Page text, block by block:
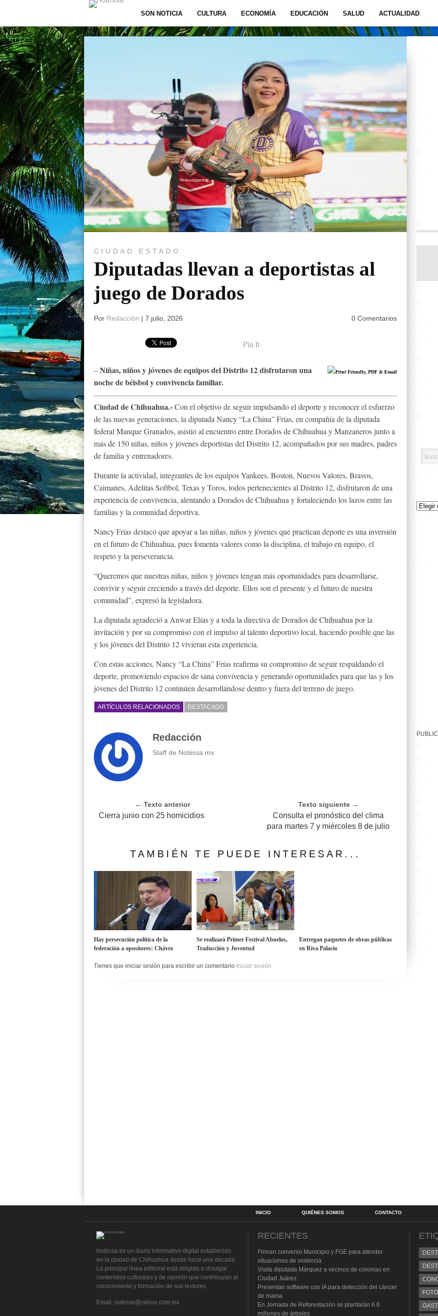
SON NOTICIA CULTURA ECONOMÍA EDUCACIÓN SALUD ACTUALIDAD
CIUDAD ESTADO
Diputadas llevan a deportistas al
juego de Dorados
Por Redacción | 7 julio, 2026 0 Comentarios
Pin It
–Niñas, niños y jóvenes de equipos del Distrito 12 disfrutaron una
noche de béisbol y convivencia familiar.
Ciudad de Chihuahua.-Con el objetivo de seguir impulsando el deporte y reconocer el esfuerzo
de las nuevas generaciones, la diputada Nancy “La China” Frías, en compañía de la diputada
federal Manque Granados, asistió al encuentro entre Dorados de Chihuahua y Manzaneros junto a
más de 150 niñas, niños y jóvenes deportistas del Distrito 12, acompañados por sus madres, padres
de familia y entrenadores.
Durante la actividad, integrantes de los equipos Yankees, Boston, Nuevos Valores, Bravos,
Caimanes, Adelitas Softbol, Texas y Toros, todos pertenecientes al Distrito 12, disfrutaron de una
experiencia de convivencia, alentando a Dorados de Chihuahua y fortaleciendo los lazos entre las
familias y la comunidad deportiva.
Nancy Frías destacó que apoyar a las niñas, niños y jóvenes que practican deporte es una inversión
en el futuro de Chihuahua, pues fomenta valores como la disciplina, el trabajo en equipo, el
respeto y la perseverancia.
“Queremos que nuestras niñas, niños y jóvenes tengan más oportunidades para desarrollarse,
convivir y seguir creciendo a través del deporte. Ellos son el presente y el futuro de nuestra
comunidad”, expresó la legisladora.
La diputada agradeció a Anwar Elías y a toda la directiva de Dorados de Chihuahua por la
invitación y por su compromiso con el impulso al talento deportivo local, haciendo posible que las
y los jóvenes del Distrito 12 vivieran esta experiencia.
Con estas acciones, Nancy “La China” Frías reafirma su compromiso de seguir respaldando el
deporte, promoviendo espacios de sana convivencia y generando oportunidades para que las y los
jóvenes del Distrito 12 continúen desarrollándose dentro y fuera del terreno de juego.
ARTÍCULOS RELACIONADOS DESTACADO
Redacción
Staff de Notiissa.mx
← Texto anterior
Cierra junio con 25 homicidios
Texto siguiente →
Consulta el pronóstico del clima
para martes 7 y miércoles 8 de julio
TAMBIÉN TE PUEDE INTERESAR...
Hay persecución política de la
federación a opositores: Chávez
Se realizará Primer Festival Abuelos,
Traducción y Juventud
Entregan paquetes de obras públicas
en Riva Palacio
Tienes que iniciar sesión para escribir un comentario Iniciar sesión
Archivo
INICIO QUIÉNES SOMOS CONTACTO
Notiissa es un diario informativo digital establecido
en la ciudad de Chihuahua desde hace una década.
La principal línea editorial está dirigida a divulgar
contenidos culturales y de opinión que contribuyan al
conocimiento y formación de sus lectores.
Email: notiissa@yahoo.com.mx
RECIENTES
Firman convenio Municipio y FGE para atender
situaciones de violencia
Visita diputada Márquez a vecinos de colonias en
Ciudad Juárez
Presentan software con IA para detección del cáncer
de mama
En Jornada de Reforestación se plantarán 6.6
millones de árboles